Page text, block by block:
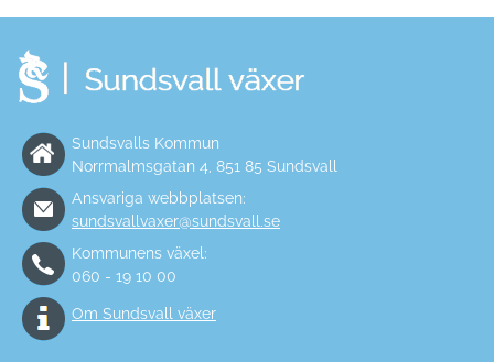
Sundsvalls Kommun
Norrmalmsgatan 4, 851 85 Sundsvall
Ansvariga webbplatsen:
sundsvallvaxer@sundsvall.se
Kommunens växel:
060 - 19 10 00
Om Sundsvall växer